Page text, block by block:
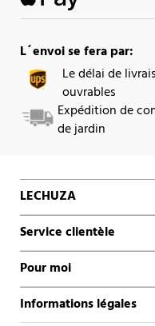
L´envoi se fera par:
Le délai de
ouvrables
Expédition de
de jardin
LECHUZA
Service clientèle
Pour moi
Informations légales